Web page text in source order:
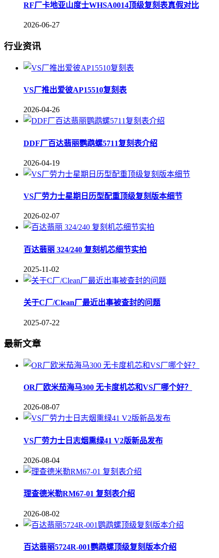
RF厂卡地亚山度士WHSA0014顶级复刻表真假对比
2026-06-27
行业资讯
VS厂推出爱彼AP15510复刻表
2026-04-26
DDF厂百达翡丽鹦鹉螺5711复刻表介绍
2026-04-19
VS厂劳力士星期日历型配重顶级复刻版本细节
2026-02-07
百达翡丽 324/240 复刻机芯细节实拍
2025-11-02
关于C厂/Clean厂最近出事被查封的问题
2025-07-22
最新文章
OR厂欧米茄海马300 无卡度机芯和VS厂哪个好？
2026-08-07
VS厂劳力士日志烟熏绿41 V2版新品发布
2026-08-04
理查德米勒RM67-01 复刻表介绍
2026-08-02
百达翡丽5724R-001鹦鹉螺顶级复刻版本介绍